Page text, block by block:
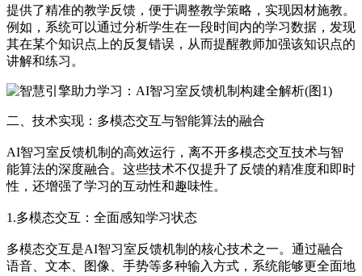
提供了精准的教学反馈，便于调整教学策略，实现因材施教。
例如，系统可以通过分析学生在一段时间内的学习数据，发现
其在某个知识点上的反复错误，从而提醒教师加强该知识点的
讲解和练习。
二、技术实现：多模态交互与智能算法的融合
AI智习室反馈机制的高效运行，离不开多模态交互技术与智
能算法的深度融合。这些技术不仅提升了反馈的精准度和即时
性，还增强了学习的互动性和趣味性。
1.多模态交互：全面感知学习状态
多模态交互是AI智习室反馈机制的核心技术之一。通过融合
语音、文本、图像、手势等多种输入方式，系统能够更全面地